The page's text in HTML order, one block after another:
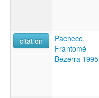
citation
Pacheco,
Frantomé
Bezerra 1995